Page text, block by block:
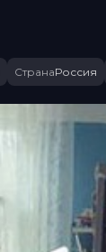
СтранаРоссия